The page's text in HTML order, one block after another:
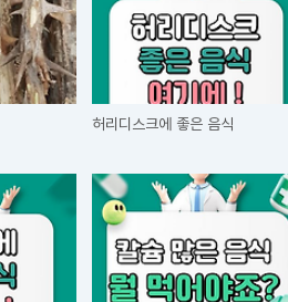
허리디스크에 좋은 음식